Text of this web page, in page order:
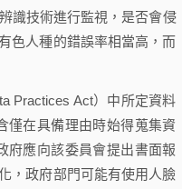
識技術進行監視，是否會侵
色人種的錯誤率相當高，而
Practices Act）中所定資料
僅在具備理由時始得蒐集資
府應向該委員會提出書面報
，政府部門可能有使用人臉